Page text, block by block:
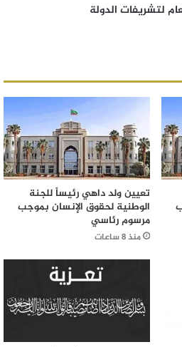
لتشريفات الدولة
تعيين ولد داهي رئيساً للجنة
الوطنية لحقوق الإنسان بموجب
مرسوم رئاسي
منذ 8 ساعات